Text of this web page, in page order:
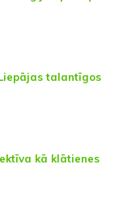
talantīgos
kā klātienes